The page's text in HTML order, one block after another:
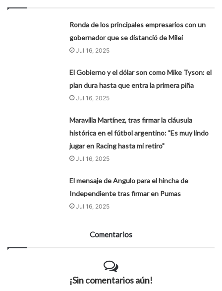
Ronda de los principales empresarios con un
gobernador que se distanció de Milei
Jul 16, 2025
El Gobierno y el dólar son como Mike Tyson: el
plan dura hasta que entra la primera piña
Jul 16, 2025
Maravilla Martínez, tras firmar la cláusula
histórica en el fútbol argentino: "Es muy lindo
jugar en Racing hasta mi retiro"
Jul 16, 2025
El mensaje de Angulo para el hincha de
Independiente tras firmar en Pumas
Jul 16, 2025
Comentarios
¡Sin comentarios aún!